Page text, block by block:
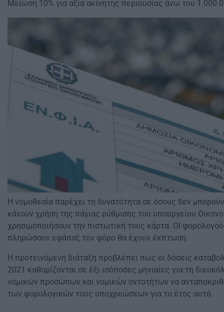
Μείωση 10% για αξία ακίνητης περιουσίας άνω του
Η νομοθεσία παρέχει τη δυνατότητα σε όσους δεν
κάνουν χρήση της πάγιας ρύθμισης του υπουργείου
χρησιμοποιήσουν την πιστωτική τους κάρτα. ΟΙ
πληρώσουν εφάπαξ τον φόρο θα έχουν έκπτωση.
Η προτεινόμενη διάταξη προβλέπει πως οι δόσεις
2021 καθορίζονται σε έξι ισόποσες μηνιαίες για τη
νομικών προσώπων και νομικών οντοτήτων να
των φορολογικών τους υποχρεώσεων για το έτος αυτό.